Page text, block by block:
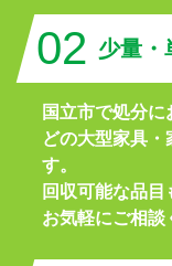
02 少量・
国立市で処分
どの大型家具・
す。
回収可能な品目
お気軽にご相談